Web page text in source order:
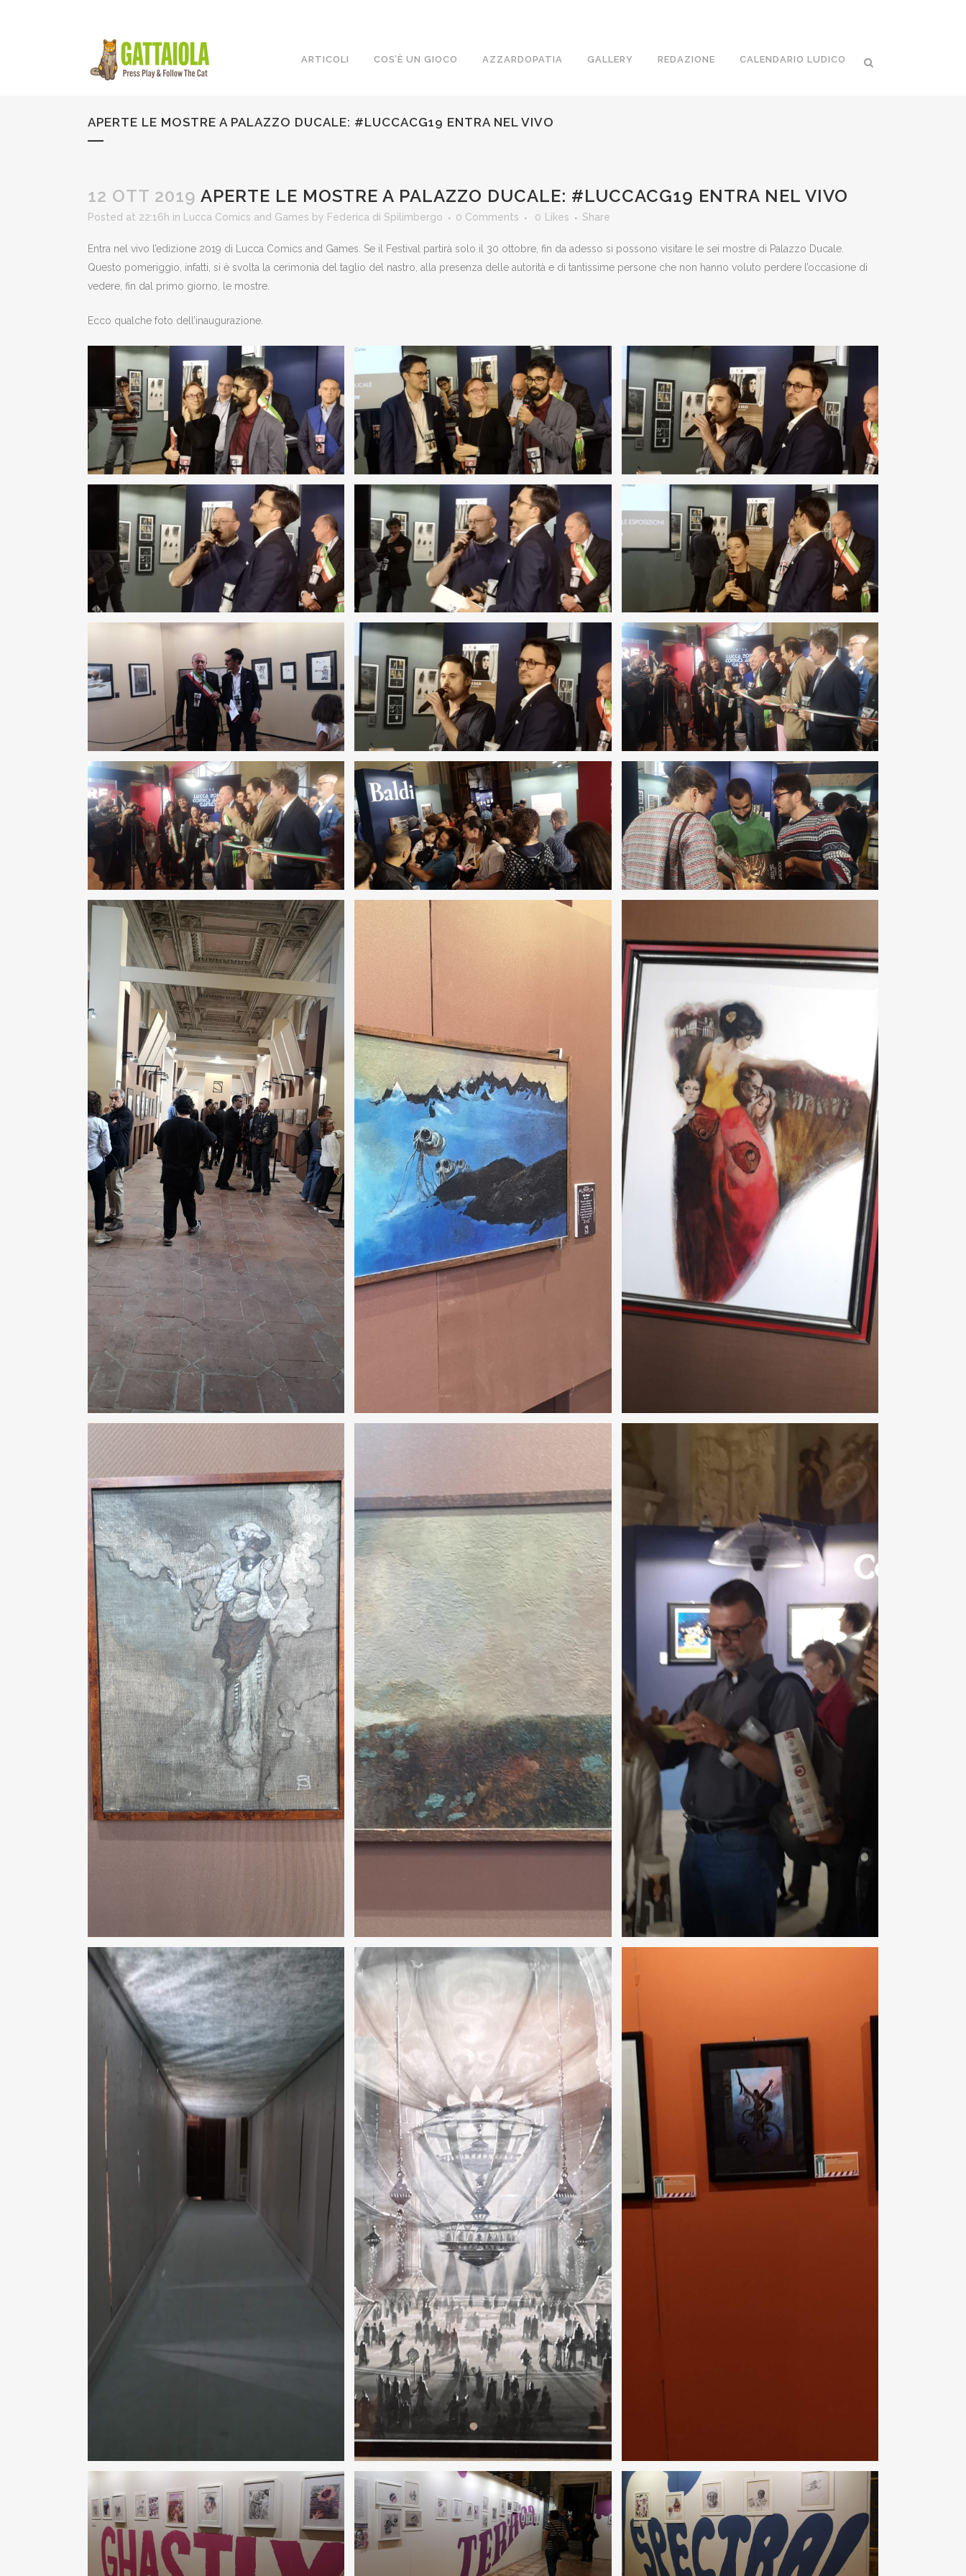
ARTICOLI COS’È UN GIOCO AZZARDOPATIA GALLERY REDAZIONE CALENDARIO LUDICO
APERTE LE MOSTRE A PALAZZO DUCALE: #LUCCACG19 ENTRA NEL VIVO
12 OTT 2019 APERTE LE MOSTRE A PALAZZO DUCALE: #LUCCACG19 ENTRA NEL VIVO
Posted at 22:16h in Lucca Comics and Games by Federica di Spilimbergo 0 Comments 0 Likes Share
Entra nel vivo l’edizione 2019 di Lucca Comics and Games. Se il Festival partirà solo il 30 ottobre, fin da adesso si possono visitare le sei mostre di Palazzo Ducale.
Questo pomeriggio, infatti, si è svolta la cerimonia del taglio del nastro, alla presenza delle autorità e di tantissime persone che non hanno voluto perdere l’occasione di
vedere, fin dal primo giorno, le mostre.
Ecco qualche foto dell’inaugurazione.